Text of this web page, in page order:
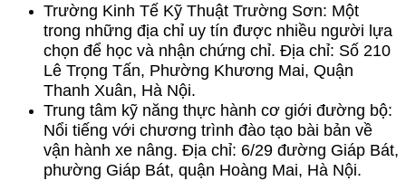
Trường Kinh Tế Kỹ Thuật Trường Sơn: Một
trong những địa chỉ uy tín được nhiều người lựa
chọn để học và nhận chứng chỉ. Địa chỉ: Số 210
Lê Trọng Tấn, Phường Khương Mai, Quận
Thanh Xuân, Hà Nội.
Trung tâm kỹ năng thực hành cơ giới đường bộ:
Nổi tiếng với chương trình đào tạo bài bản về
vận hành xe nâng. Địa chỉ: 6/29 đường Giáp Bát,
phường Giáp Bát, quận Hoàng Mai, Hà Nội.